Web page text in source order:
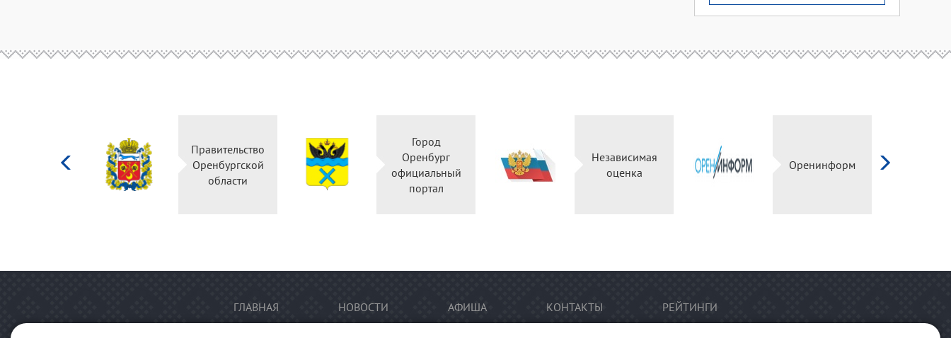
Правительство
Оренбургской
области
Город
Оренбург
официальный
портал
Независимая
оценка
Оренинформ
ГЛАВНАЯ НОВОСТИ АФИША КОНТАКТЫ РЕЙТИНГИ